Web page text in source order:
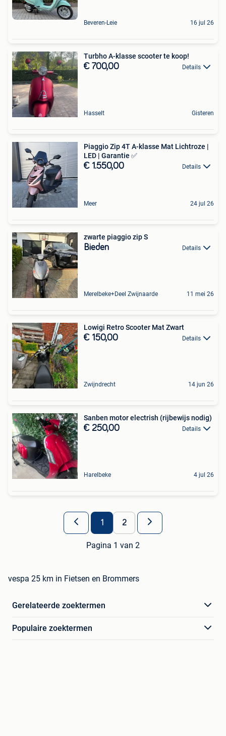
Beveren-Leie 16 jul 26
Turbho A-klasse scooter te koop!
€ 700,00 Details
Hasselt Gisteren
Piaggio Zip 4T A-klasse Mat Lichtroze |
LED | Garantie ✅
€ 1.550,00 Details
Meer 24 jul 26
zwarte piaggio zip S
Bieden Details
Merelbeke+Deel Zwijnaarde 11 mei 26
Lowigi Retro Scooter Mat Zwart
€ 150,00 Details
Zwijndrecht 14 jun 26
Sanben motor electrish (rijbewijs nodig)
€ 250,00 Details
Harelbeke 4 jul 26
1 2
Pagina 1 van 2
vespa 25 km in Fietsen en Brommers
Gerelateerde zoektermen
Populaire zoektermen